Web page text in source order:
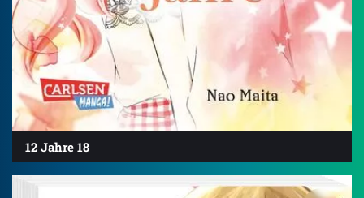
12 Jahre 18